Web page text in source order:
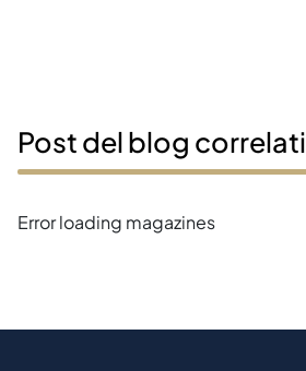
Post del blog correlati
Error loading magazines